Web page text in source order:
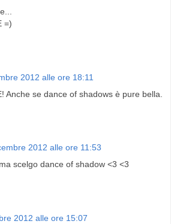
=)
2012 alle ore 18:11
Anche se dance of shadows è pure bella.
2012 alle ore 11:53
scelgo dance of shadow <3 <3
2012 alle ore 15:07